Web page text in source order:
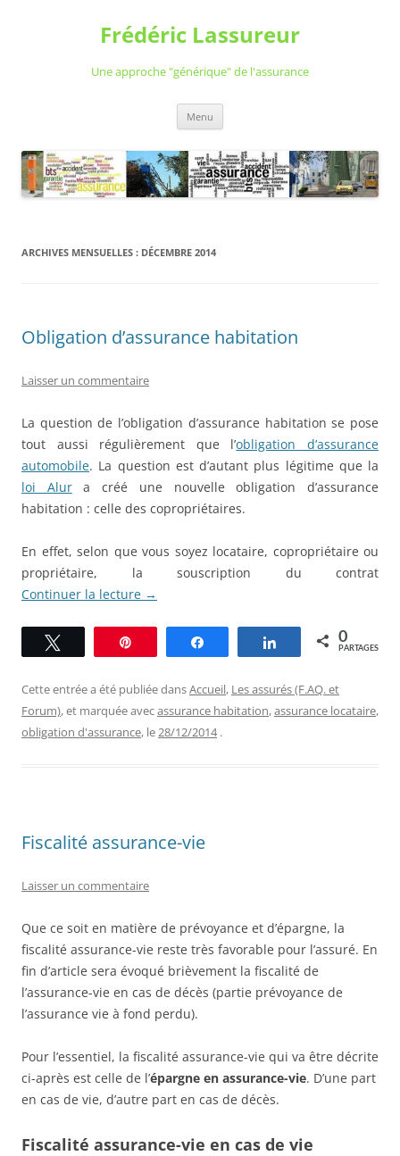
Frédéric Lassureur
Une approche "générique" de l'assurance
Menu
ARCHIVES MENSUELLES : DÉCEMBRE 2014
Obligation d’assurance habitation
Laisser un commentaire
La question de l’obligation d’assurance habitation se pose
tout aussi régulièrement que l’obligation d’assurance
automobile. La question est d’autant plus légitime que la
loi Alura créé une nouvelle obligation d’assurance
habitation : celle des copropriétaires.
En effet, selon que vous soyez locataire, copropriétaire ou
propriétaire, la souscription du contrat
Continuer la lecture →
Partagez 0
PARTAGES
Cette entrée a été publiée dansAccueil, Les assurés (F.AQ. et
Forum), et marquée avecassurance habitation,assurance locataire,
obligation d'assurance, le28/12/2014 .
Fiscalité assurance-vie
Laisser un commentaire
Que ce soit en matière de prévoyance et d’épargne, la
fiscalité assurance-vie reste très favorable pour l’assuré. En
fin d’article sera évoqué brièvement la fiscalité de
l’assurance-vie en cas de décès (partie prévoyance de
l’assurance vie à fond perdu).
Pour l’essentiel, la fiscalité assurance-vie qui va être décrite
ci-après est celle de l’épargne en assurance-vie. D’une part
en cas de vie, d’autre part en cas de décès.
Fiscalité assurance-vie en cas de vie